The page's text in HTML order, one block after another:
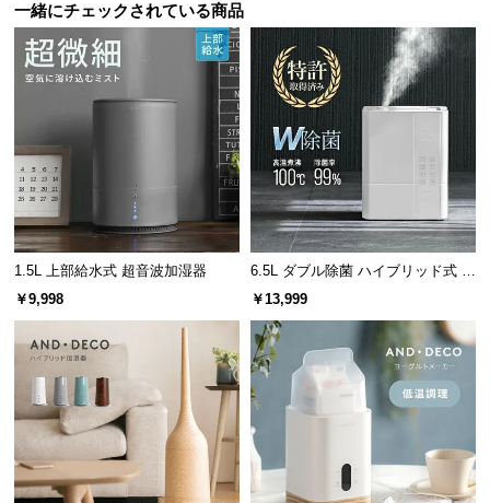
企
業
情
報
一緒にチェックされている商品
1.5L 上部給水式 超音波加湿器
￥9,998
6.5L ダブル除菌 ハイブリッド式 U
Vライト+ヒーター除菌機能付き
￥13,999